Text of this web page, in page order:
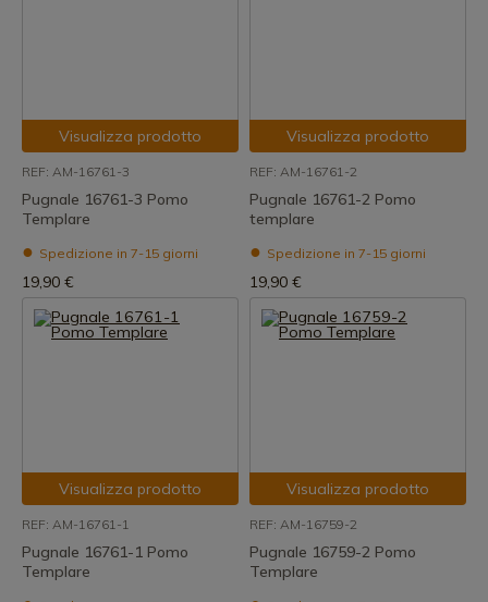
Visualizza prodotto
REF: AM-16761-3
Pugnale 16761-3 Pomo
Templare
Spedizione in 7-15 giorni
19,90 €
Visualizza prodotto
REF: AM-16761-2
Pugnale 16761-2 Pomo
templare
Spedizione in 7-15 giorni
19,90 €
Visualizza prodotto
REF: AM-16761-1
Pugnale 16761-1 Pomo
Templare
Visualizza prodotto
REF: AM-16759-2
Pugnale 16759-2 Pomo
Templare